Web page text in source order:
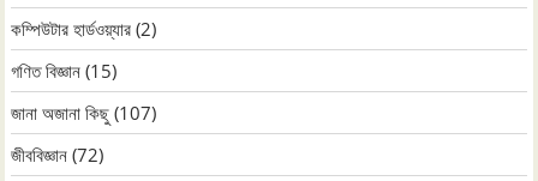
কম্পিউটার হার্ডওয়্যার (2)
গণিত বিজ্ঞান (15)
জানা অজানা কিছু (107)
জীববিজ্ঞান (72)